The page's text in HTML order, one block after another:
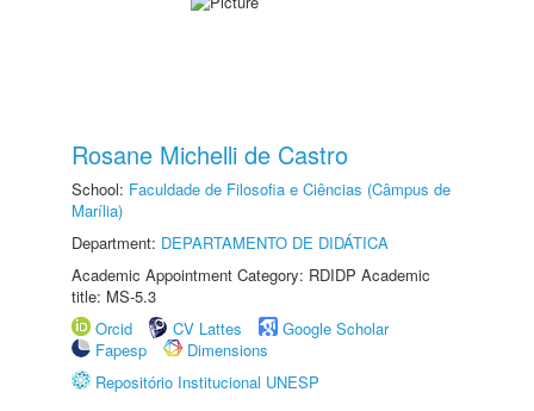
Rosane Michelli de Castro
School: Faculdade de Filosofia e Ciências (Câmpus de
Marília)
Department: DEPARTAMENTO DE DIDÁTICA
Academic Appointment Category: RDIDP Academic
title: MS-5.3
Orcid
CV Lattes
Google Scholar
Fapesp
Dimensions
Repositório Institucional UNESP